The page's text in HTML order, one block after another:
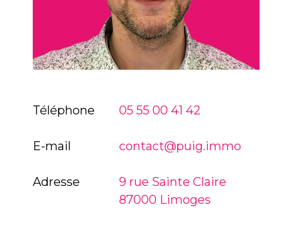
Téléphone 05 55 00 41 42
E-mail contact@puig.immo
Adresse
9 rue Sainte Claire
87000 Limoges